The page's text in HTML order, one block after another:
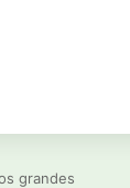
grandes